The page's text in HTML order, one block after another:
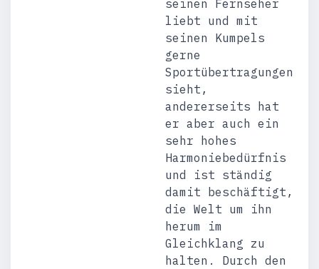
seinen Fernseher
liebt und mit
seinen Kumpels
gerne
Sportübertragungen
sieht,
andererseits hat
er aber auch ein
sehr hohes
Harmoniebedürfnis
und ist ständig
damit beschäftigt,
die Welt um ihn
herum im
Gleichklang zu
halten. Durch den